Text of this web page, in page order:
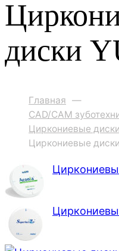
диски
Главная —
CAD/CAM
Циркониевые
Циркониевые